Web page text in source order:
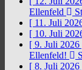
Ellenfeld
[ 11. Juli
[ 10. Juli
[ 9. Juli 2026
Ellenfeld!
[ 8. Juli 2026